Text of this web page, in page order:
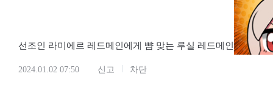
선조인 라미에르 레드메인에게 뺨 맞는 루실 레드메인
2024.01.02 07:50 신고 차단